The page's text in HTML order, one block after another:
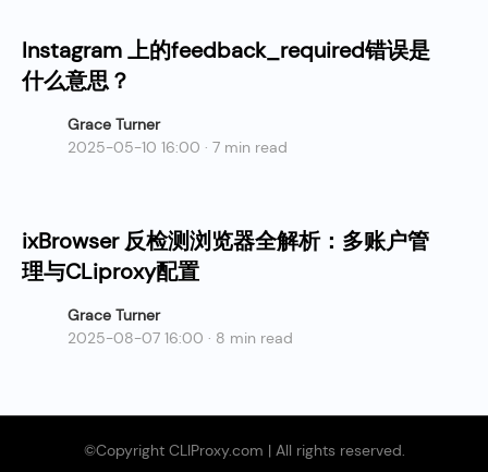
Instagram 上的feedback_required错误是
什么意思？
Grace Turner
2025-05-10 16:00 · 7 min read
ixBrowser 反检测浏览器全解析：多账户管
理与CLiproxy配置
Grace Turner
2025-08-07 16:00 · 8 min read
©Copyright CLIProxy.com | All rights reserved.